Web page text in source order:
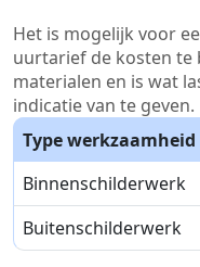
Het is mogelijk voor
uurtarief de kosten te
materialen en is wat
indicatie van te geven.
Type werkzaamheid
Binnenschilderwerk
Buitenschilderwerk